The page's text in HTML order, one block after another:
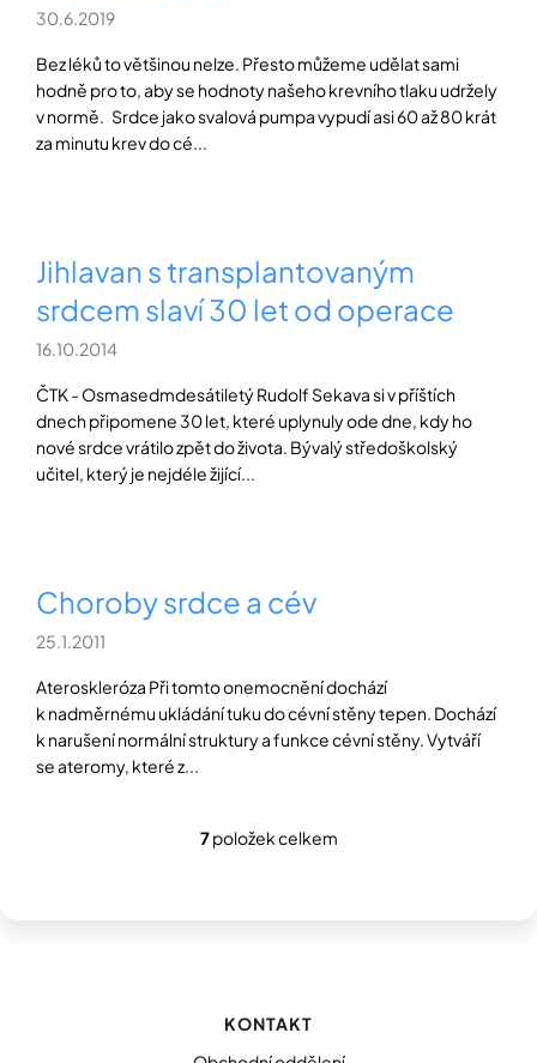
30.6.2019
Bez léků to většinou nelze. Přesto můžeme udělat sami
hodně pro to, aby se hodnoty našeho krevního tlaku udržely
v normě. Srdce jako svalová pumpa vypudí asi 60 až 80 krát
za minutu krev do cé...
Jihlavan s transplantovaným
srdcem slaví 30 let od operace
16.10.2014
ČTK - Osmasedmdesátiletý Rudolf Sekava si v příštích
dnech připomene 30 let, které uplynuly ode dne, kdy ho
nové srdce vrátilo zpět do života. Bývalý středoškolský
učitel, který je nejdéle žijící...
Choroby srdce a cév
25.1.2011
Ateroskleróza Při tomto onemocnění dochází
k nadměrnému ukládání tuku do cévní stěny tepen. Dochází
k narušení normální struktury a funkce cévní stěny. Vytváří
se ateromy, které z...
O
p
r
7položek celkem
KONTAKT